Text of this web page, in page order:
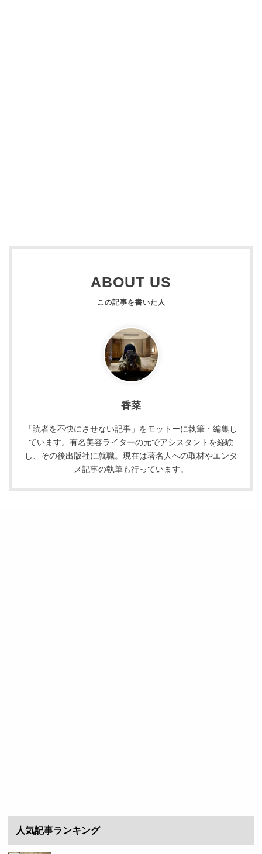
ABOUT US
香菜
「読者を不快にさせない記事」をモットーに執筆・編集し
ています。有名美容ライターの元でアシスタントを経験
し、その後出版社に就職。現在は著名人への取材やエンタ
メ記事の執筆も行っています。
人気記事ランキング